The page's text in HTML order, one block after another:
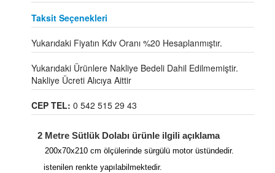
Taksit Seçenekleri
Yukarıdaki Fiyatın Kdv Oranı %20 Hesaplanmıştır.
Yukarıdaki Ürünlere Nakliye Bedeli Dahil Edilmemiştir.
Nakliye Ücreti Alıcıya Aittir
CEP TEL: 0 542 515 29 43
2 Metre Sütlük Dolabı ürünle ilgili açıklama
200x70x210 cm ölçülerinde sürgülü motor üstündedir.
istenilen renkte yapılabilmektedir.